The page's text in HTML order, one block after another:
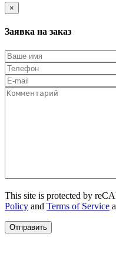
×
Заявка на заказ
This site is protected by
Policy and Terms of Service